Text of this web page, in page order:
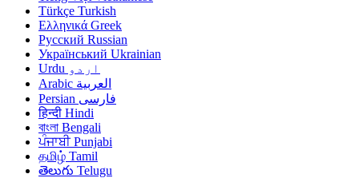
Türkçe Turkish
Ελληνικά Greek
Русский Russian
Український Ukrainian
اردو Urdu
العربية Arabic
فارسی Persian
हिन्दी Hindi
বাংলা Bengali
ਪੰਜਾਬੀ Punjabi
தமிழ் Tamil
తెలుగు Telugu